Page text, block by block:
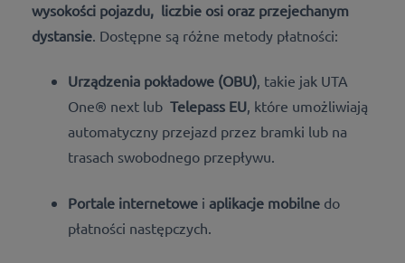
wysokości pojazdu, liczbie osi oraz przejechanym
dystansie. Dostępne są różne metody płatności:
Urządzenia pokładowe (OBU), takie jak UTA
One® next lub Telepass EU, które umożliwiają
automatyczny przejazd przez bramki lub na
trasach swobodnego przepływu.
Portale internetowe i aplikacje mobilne do
płatności następczych.